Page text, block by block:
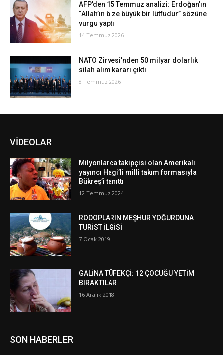
AFP’den 15 Temmuz analizi: Erdoğan’ın
“Allah’ın bize büyük bir lütfudur” sözüne
vurgu yaptı
14 Temmuz 2026
NATO Zirvesi’nden 50 milyar dolarlık
silah alım kararı çıktı
8 Temmuz 2026
VİDEOLAR
Milyonlarca takipçisi olan Amerikalı
yayıncı Hagi’li milli takım formasıyla
Bükreş’i tanıttı
12 Temmuz 2024
RODOPLARIN MEŞHUR YOĞURDUNA
TURİST İLGİSİ
7 Ocak 2019
GALİNA TÜFEKÇİ: 12 ÇOCUĞU YETİM
BIRAKTILAR
16 Aralık 2018
SON HABERLER